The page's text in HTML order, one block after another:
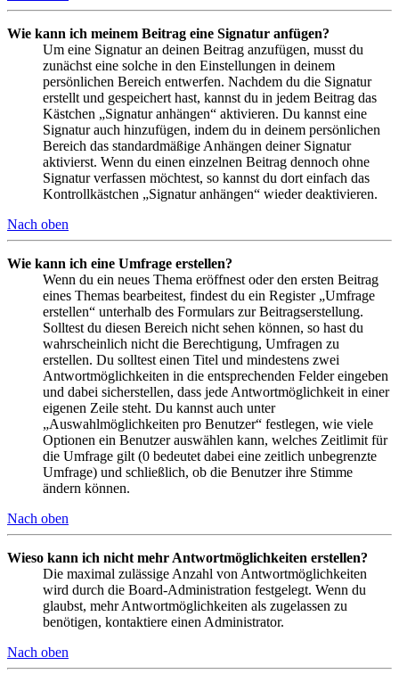
Wie kann ich meinem Beitrag eine Signatur anfügen?
Um eine Signatur an deinen Beitrag anzufügen, musst du
zunächst eine solche in den Einstellungen in deinem
persönlichen Bereich entwerfen. Nachdem du die Signatur
erstellt und gespeichert hast, kannst du in jedem Beitrag das
Kästchen „Signatur anhängen“ aktivieren. Du kannst eine
Signatur auch hinzufügen, indem du in deinem persönlichen
Bereich das standardmäßige Anhängen deiner Signatur
aktivierst. Wenn du einen einzelnen Beitrag dennoch ohne
Signatur verfassen möchtest, so kannst du dort einfach das
Kontrollkästchen „Signatur anhängen“ wieder deaktivieren.
Nach oben
Wie kann ich eine Umfrage erstellen?
Wenn du ein neues Thema eröffnest oder den ersten Beitrag
eines Themas bearbeitest, findest du ein Register „Umfrage
erstellen“ unterhalb des Formulars zur Beitragserstellung.
Solltest du diesen Bereich nicht sehen können, so hast du
wahrscheinlich nicht die Berechtigung, Umfragen zu
erstellen. Du solltest einen Titel und mindestens zwei
Antwortmöglichkeiten in die entsprechenden Felder eingeben
und dabei sicherstellen, dass jede Antwortmöglichkeit in einer
eigenen Zeile steht. Du kannst auch unter
„Auswahlmöglichkeiten pro Benutzer“ festlegen, wie viele
Optionen ein Benutzer auswählen kann, welches Zeitlimit für
die Umfrage gilt (0 bedeutet dabei eine zeitlich unbegrenzte
Umfrage) und schließlich, ob die Benutzer ihre Stimme
ändern können.
Nach oben
Wieso kann ich nicht mehr Antwortmöglichkeiten erstellen?
Die maximal zulässige Anzahl von Antwortmöglichkeiten
wird durch die Board-Administration festgelegt. Wenn du
glaubst, mehr Antwortmöglichkeiten als zugelassen zu
benötigen, kontaktiere einen Administrator.
Nach oben